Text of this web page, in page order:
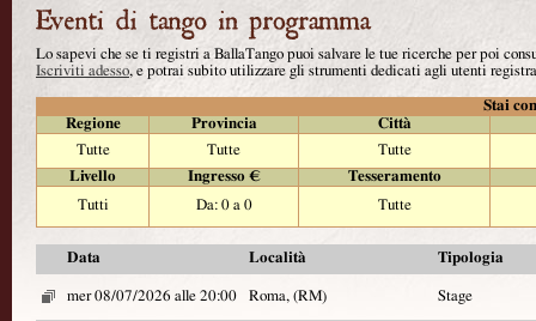
Lo sapevi che se ti registri a BallaTango puoi salvare le tue ricerche per poi
Iscriviti adesso, e potrai subito utilizzare gli strumenti dedicati agli utenti
Stai
Regione
Provincia
Città
Tutte
Tutte
Tutte
Livello
Ingresso €
Tesseramento
Tutti
Da: 0 a 0 Tutte
Data Località Tipologia
mer 08/07/2026 alle 20:00 Roma, (RM) Stage